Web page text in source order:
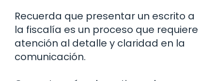
Recuerda que presentar un escrito a
la fiscalía es un proceso que requiere
atención al detalle y claridad en la
comunicación.